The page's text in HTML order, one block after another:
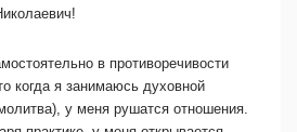
в противоречивости
когда я занимаюсь духовной
у меня рушатся отношения.